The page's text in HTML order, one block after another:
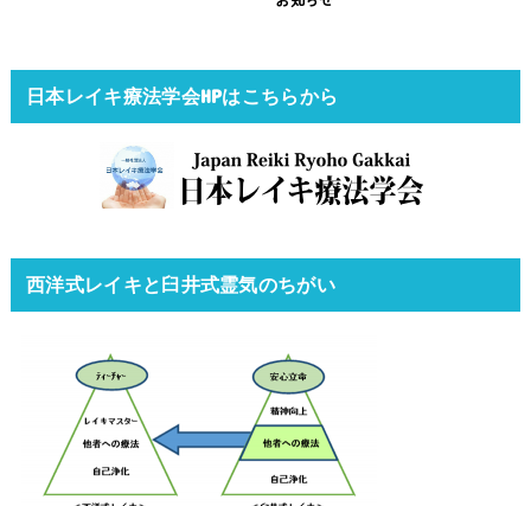
日本レイキ療法学会HPはこちらから
西洋式レイキと臼井式霊気のちがい